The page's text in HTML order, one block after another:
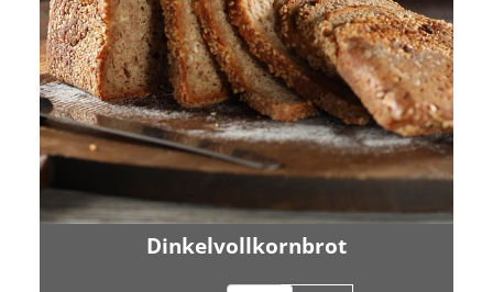
Dinkelvollkornbrot